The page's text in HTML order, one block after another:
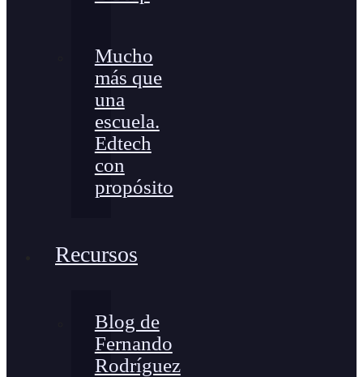
Mucho
más que
una
escuela.
Edtech
con
propósito
Recursos
Blog de
Fernando
Rodríguez